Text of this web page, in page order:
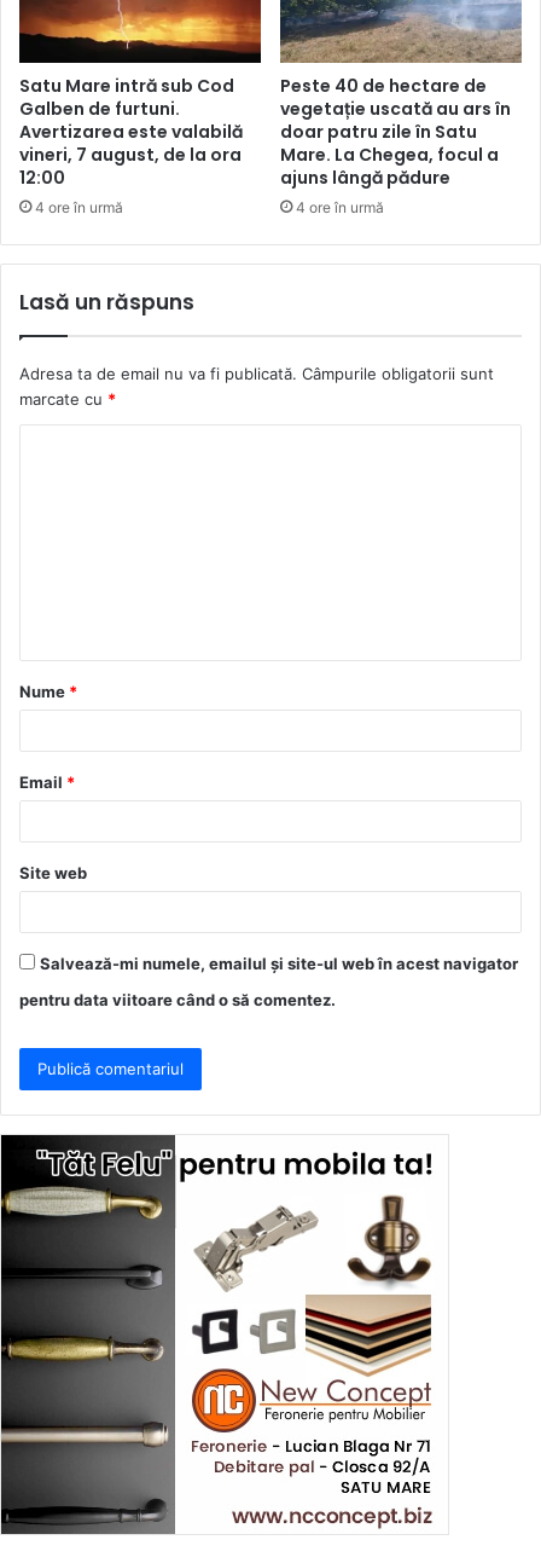
Satu Mare intră sub Cod
Galben de furtuni.
Avertizarea este valabilă
vineri, 7 august, de la ora
12:00
4 ore în urmă
Peste 40 de hectare de
vegetație uscată au ars în
doar patru zile în Satu
Mare. La Chegea, focul a
ajuns lângă pădure
4 ore în urmă
Lasă un răspuns
Adresa ta de email nu va fi publicată. Câmpurile obligatorii sunt
marcate cu *
a
r
*
Nume *
Email *
Site web
Salvează-mi numele, emailul și site-ul web în acest navigator
pentru data viitoare când o să comentez.